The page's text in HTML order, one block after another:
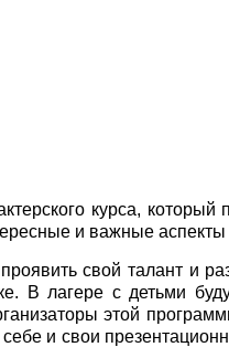
курса,
и важные
свой талант и
В лагере с детьми
этой
и свои